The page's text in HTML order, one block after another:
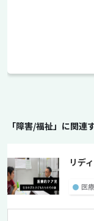
「障害/福祉」に関連
リデ
● 医